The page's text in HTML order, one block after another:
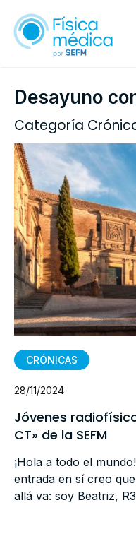
Desayuno
Categoría
CRÓNICAS
28/11/2024
Jóvenes
CT» de la SEFM
¡Hola a todo el
entrada en sí creo
allá va: soy Beatriz,